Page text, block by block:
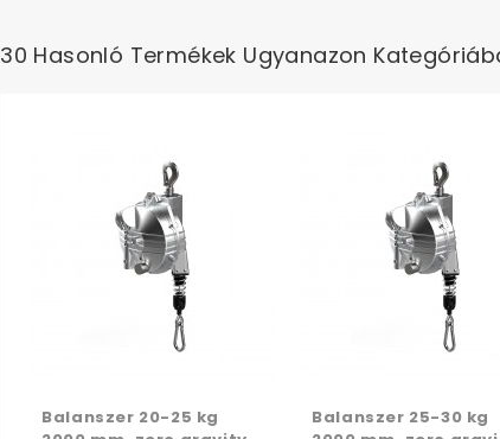
30 Hasonló Termékek Ugyanazon
Balanszer 20-25 kg
Balanszer 25-30 kg